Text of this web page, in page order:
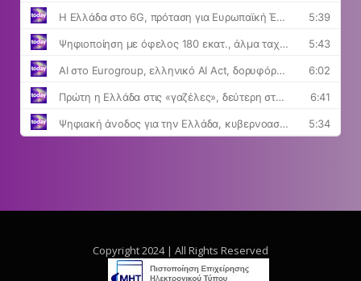
Copyright 2024 | All Rights Reserved